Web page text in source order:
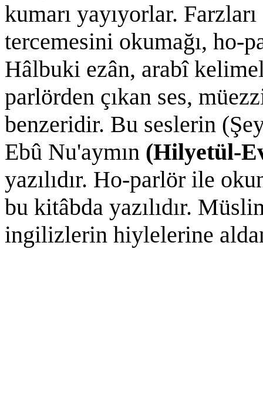
kumarı yayıyorlar.
tercemesini okumağı, ho-
Hâlbuki ezân, arabî
parlörden çıkan ses,
benzeridir. Bu seslerin
Ebû Nu'aymın (Hilyetül-
yazılıdır. Ho-parlör ile
bu kitâbda yazılıdır.
ingilizlerin hiylelerine